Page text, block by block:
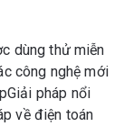
dùng thử miễn
công nghệ mới
pháp nổi
về điện toán